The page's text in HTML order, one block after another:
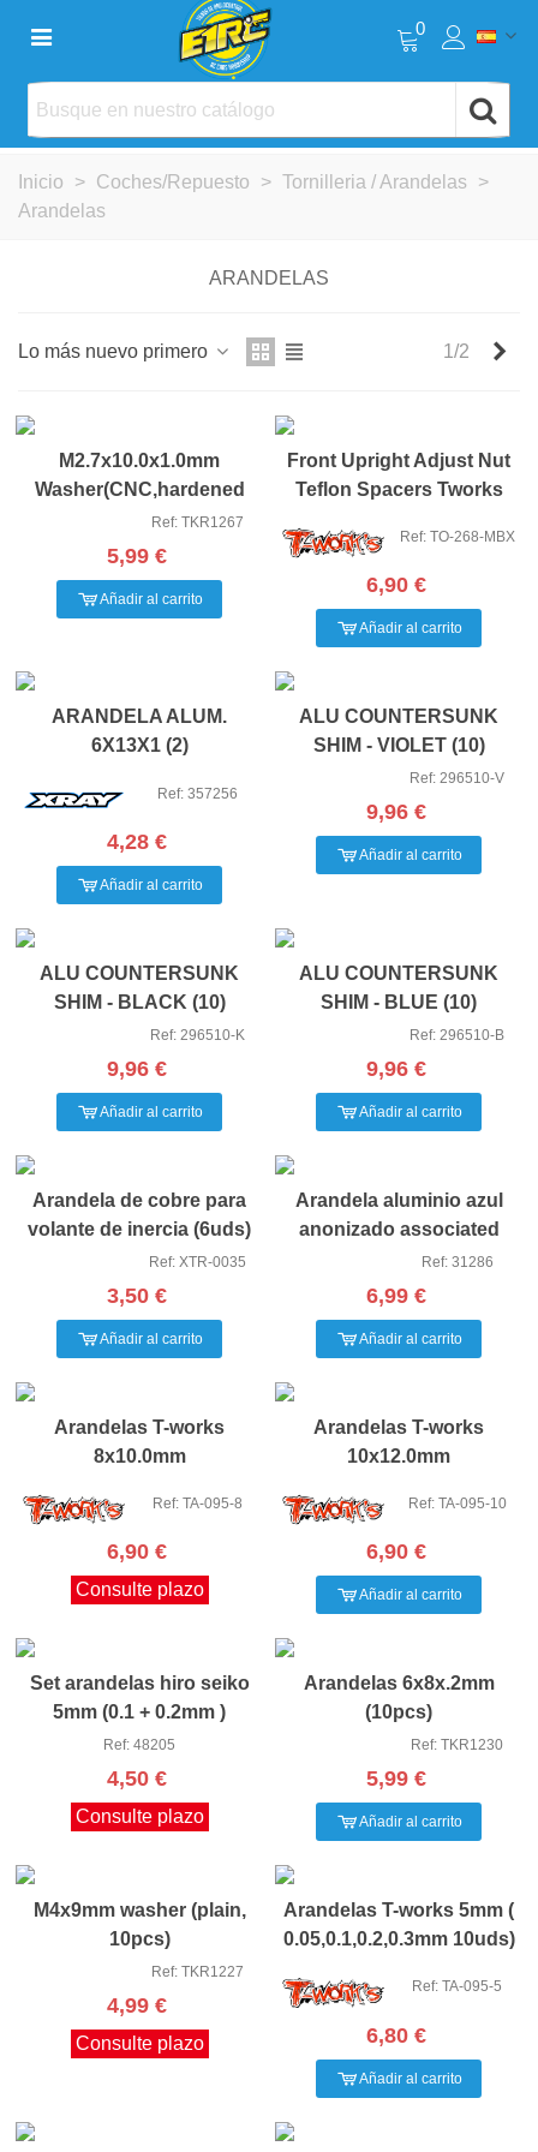
0
Inicio > Coches/Repuesto > Tornilleria / Arandelas
>
Arandelas
ARANDELAS
Lo más nuevo primero 1/2
NuevoM2.7x10.0x1.0mm
Washer(CNC,hardened
steel,black 4u
Ref: TKR1267
5,99 €
Añadir al carrito
Nuevo
Front Upright Adjust Nut
Teflon Spacers Tworks
Ref: TO-268-MBX
6,90 €
Añadir al carrito
ARANDELA ALUM.
6X13X1 (2)
Ref: 357256
4,28 €
Añadir al carrito
ALU COUNTERSUNK
SHIM - VIOLET (10)
Ref: 296510-V
9,96 €
Añadir al carrito
ALU COUNTERSUNK
SHIM - BLACK (10)
Ref: 296510-K
9,96 €
Añadir al carrito
ALU COUNTERSUNK
SHIM - BLUE (10)
Ref: 296510-B
9,96 €
Añadir al carrito
Arandela de cobre para
volante de inercia (6uds)
Ref: XTR-0035
3,50 €
Añadir al carrito
Arandela aluminio azul
anonizado associated
Ref: 31286
6,99 €
Añadir al carrito
Arandelas T-works
8x10.0mm
Ref: TA-095-8
6,90 €
Consulte plazo
Arandelas T-works
10x12.0mm
Ref: TA-095-10
6,90 €
Añadir al carrito
Set arandelas hiro seiko
5mm (0.1 + 0.2mm )
Ref: 48205
4,50 €
Consulte plazo
Arandelas 6x8x.2mm
(10pcs)
Ref: TKR1230
5,99 €
Añadir al carrito
M4x9mm washer (plain,
10pcs)
Ref: TKR1227
4,99 €
Consulte plazo
Arandelas T-works 5mm (
0.05,0.1,0.2,0.3mm 10uds)
Ref: TA-095-5
6,80 €
Añadir al carrito